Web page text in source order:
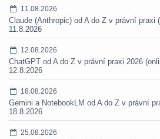
11.08.2026
Claude (Anthropic) od A do Z v právní
11.8.2026
12.08.2026
ChatGPT od A do Z v právní praxi 2026
12.8.2026
18.08.2026
Gemini a NotebookLM od A do Z v právní
18.8.2026
25.08.2026